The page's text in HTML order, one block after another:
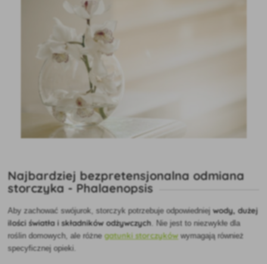
Najbardziej bezpretensjonalna odmiana
storczyka - Phalaenopsis
Aby zachować swójurok, storczyk potrzebujeodpowiedniejwody, dużej
ilości światła i składników odżywczych . Nie jest to niezwykłe dla
roślin domowych, ale różnegatunki storczyków wymagają również
specyficznej opieki.